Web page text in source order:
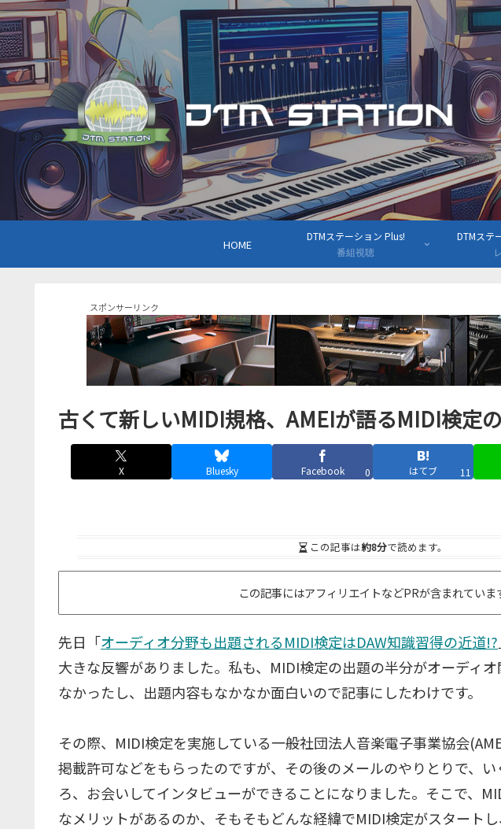
HOME
DTMステーション Plus!
番組視聴
DTMステ
スポンサーリンク
古くて新しいMIDI規格、AMEIが語るMIDI検定
X Bluesky Facebook 0 はてブ 11
この記事は約8分で読めます。
この記事にはアフィリエイトなどPRが含まれていま
先日「オーディオ分野も出題されるMIDI検定はDAW知識習得の近道!?
大きな反響がありました。私も、MIDI検定の出題の半分がオーディ
なかったし、出題内容もなかなか面白いので記事にしたわけです。
その際、MIDI検定を実施している一般社団法人音楽電子事業協会
掲載許可などをもらったのですが、その後のメールのやりとりで、
ろ、お会いしてインタビューができることになりました。そこで、
なメリットがあるのか、そもそもどんな経緯でMIDI検定がスタート